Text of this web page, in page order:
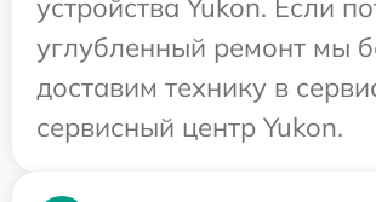
устройства Yukon. Если
углубленный ремонт мы
доставим технику в
сервисный центр Yukon.